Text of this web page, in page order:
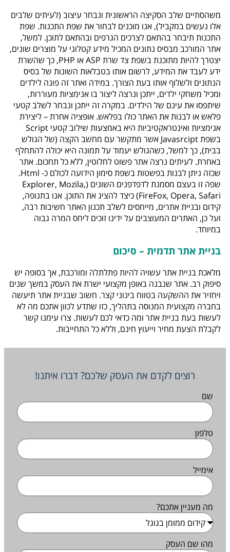
משהסתיים שלב הסקיצה הראשונית ונבחר עיצוב (לעיתים שלבים
אלו נעשים במקביל), אנו מוכנים לבחור את שפת התכנות. שפת
התכנות תיבחר בהתאם לצרכים הגרפים ובהתאם לתוכן. למשל,
אתר המורכב מבסיס נתונים המכיל מידע קטלוגי על מוצרים שונים,
יצטרך להיות מתוכנת בשפת צד שרת ASP או PHP, כך שהשרת
ידע לעבד את המידע, לרשום אותו בטבלאות השונות של בסיס
הנתונים ולשלוף אותו בעת הצורך. במידה ואתר זה פונה לילדים
ומכיל משחקי ילדים, ייתכן ונרצה ליצור בו אנימציות מעוררות,
שיתפסו את עינם של הילדים. במקרה זה ייתכן ונבחר לשלב קטעי
פלאש או לבנות את האתר כולו בפלאש. אופציה אחרת – ליצירת
אנימציות ואינטראקטיביות היא באמצעות שילוב קטעי Script
בשפת Javasrcipt אשר מתקשר עם מחשב הקצה (של הגולש
בבית), כך למשל, כשהגולש יעמוד על תמונה היא יכולה להתחלף
באחרת. לעיתים נרצה אתר פשוט לחלוטין, ללא כל תחכום. אתר
שכזה ניתן לבנות בפשטות בשפת סימון הידועה לכולם כ- Html.
שפה זו בעצם מסמנת לדפדפנים השונים (Explorer, Mozila,
FireFox, Opera, Safari) כיצד להציג את התוכן. אנו בתנופה,
קידום ובניית אתרים, מייחסים לשלב תכנון האתר חשיבות רבה,
ועל כן, האתרים המעוצבים על ידינו זוכים ליחס המרה גבוה
במיוחד.
בניית אתר תדמית – סיכום
מלאכת בניית אתר עשויה להיות פתלתלה ומורכבת, אך בסופה יש
סיפוק רב. אתר שנבנה באופן מקצועי ישרת את העסק במשך שנים
ויחזיר את ההשקעה בטווח בינוני קצר. חשוב שבניית אתר תיעשה
בחברה מקצועית המנוסה בתהליך, כזו שתדע לכוון אתכם מה לא
לעשות בעת בניית אתר ומה כדאי לכם לעשות. צרו עימנו קשר
לקבלת הצעת מחיר וייעוץ חינם, וללא כל התחייבות.
רוצים לקדם את העסק שלכם? דברו איתנו!
שם
טלפון
אימייל
מה מעניין אתכם?
מהו שם העסק